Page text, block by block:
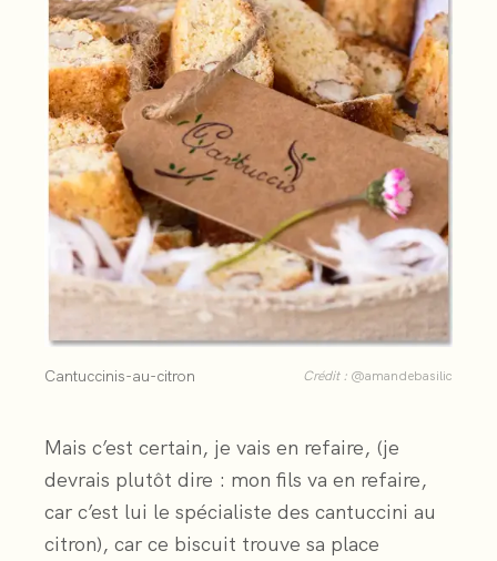
Cantuccinis-au-citron Crédit : @amandebasilic
Mais c’est certain, je vais en refaire, (je
devrais plutôt dire : mon fils va en refaire,
car c’est lui le spécialiste des cantuccini au
citron), car ce biscuit trouve sa place